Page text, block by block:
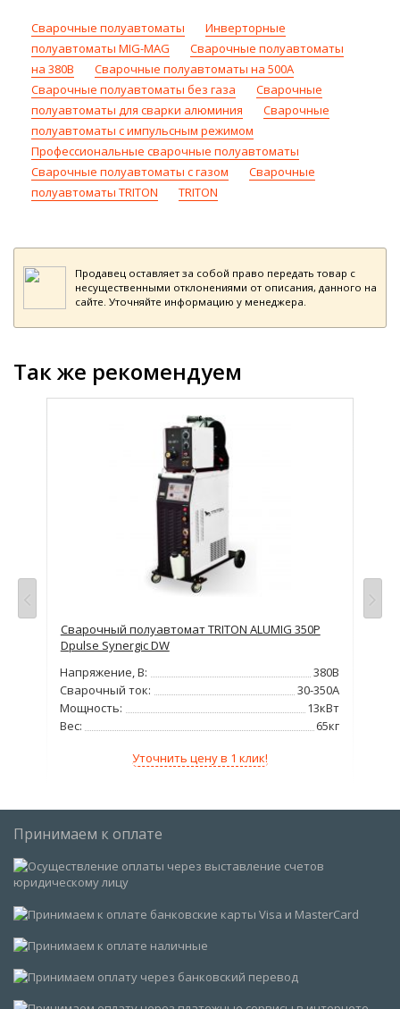
Сварочные полуавтоматы
Инверторные
полуавтоматы MIG-MAG
Сварочные полуавтоматы
на 380В
Сварочные полуавтоматы на 500А
Сварочные полуавтоматы без газа
Сварочные
полуавтоматы для сварки алюминия
Сварочные
полуавтоматы с импульсным режимом
Профессиональные сварочные полуавтоматы
Сварочные полуавтоматы с газом
Сварочные
полуавтоматы TRITON
TRITON
Продавец оставляет за собой право передать товар с
несущественными отклонениями от описания, данного на
сайте. Уточняйте информацию у менеджера.
Так же рекомендуем
Сварочный полуавтомат TRITON ALUMIG 350P
Dpulse Synergic DW
Напряжение, В:
380В
Сварочный ток:
30-350А
Мощность:
13кВт
Вес:
65кг
Уточнить цену в 1 клик!
Принимаем к оплате